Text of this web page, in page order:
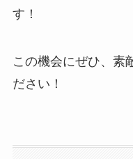
す！
この機会にぜひ、素
ださい！